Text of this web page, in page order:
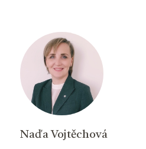
Naďa Vojtěchová